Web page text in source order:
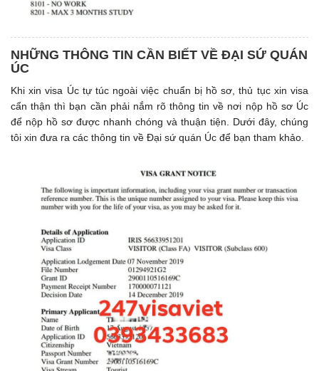
NHỮNG THÔNG TIN CẦN BIẾT VỀ ĐẠI SỨ QUÁN
ÚC
Khi xin visa Úc tự túc ngoài việc chuẩn bị hồ sơ, thủ tục xin visa
cẩn thận thì bạn cần phải nắm rõ thông tin về nơi nộp hồ sơ Úc
để nộp hồ sơ được nhanh chóng và thuận tiện. Dưới đây, chúng
tôi xin đưa ra các thông tin về Đại sứ quán Úc để bạn tham khảo.